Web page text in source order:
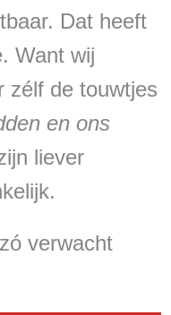
Dat heeft
Want wij
zélf de touwtjes
en ons
liever
verwacht